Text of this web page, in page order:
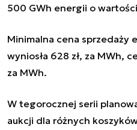
500 GWh energii o
Minimalna cena sprzedaży
wyniosła 628 zł, za MWh,
za MWh.
W tegorocznej serii
aukcji dla różnych